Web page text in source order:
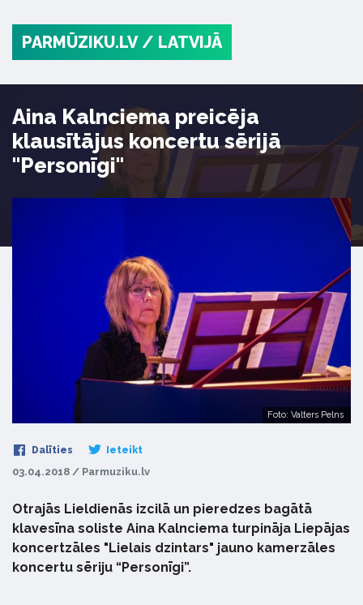
PARMŪZIKU.LV / LATVIJĀ
Aina Kalnciema preicēja
klausītājus koncertu sērijā
"Personīgi"
Foto: Valters Pelns
Dalīties Ieteikt
03.04.2018 / Parmuziku.lv
Otrajās Lieldienās izcilā un pieredzes bagātā
klavesīna soliste Aina Kalnciema turpināja Liepājas
koncertzāles "Lielais dzintars" jauno kamerzāles
koncertu sēriju “Personīgi”.